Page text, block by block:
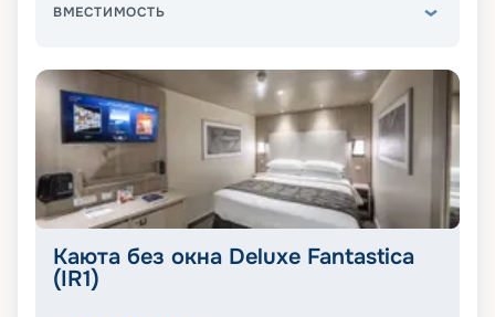
ВМЕСТИМОСТЬ
Каюта без окна Deluxe Fantastica
(IR1)